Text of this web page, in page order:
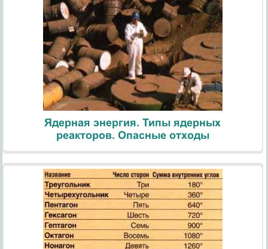
Ядерная энергия. Типы ядерных
реакторов. Опасные отходы